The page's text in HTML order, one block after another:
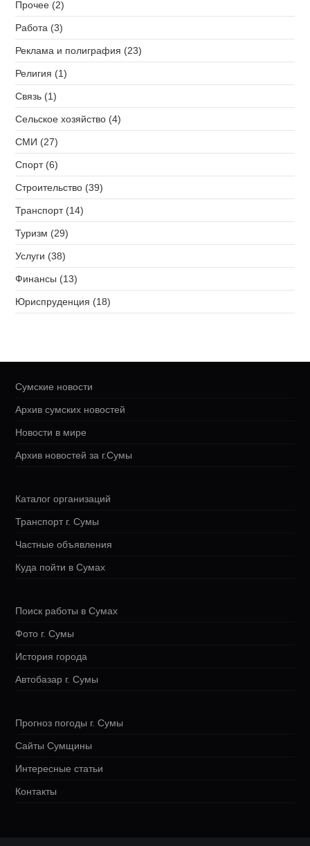
Прочее (2)
Работа (3)
Реклама и полиграфия (23)
Религия (1)
Связь (1)
Сельское хозяйство (4)
СМИ (27)
Спорт (6)
Строительство (39)
Транспорт (14)
Туризм (29)
Услуги (38)
Финансы (13)
Юриспруденция (18)
Сумские новости
Архив сумских новостей
Новости в мире
Архив новостей за г.Сумы
Каталог организаций
Транспорт г. Сумы
Частные объявления
Куда пойти в Сумах
Поиск работы в Сумах
Фото г. Сумы
История города
Автобазар г. Сумы
Прогноз погоды г. Сумы
Сайты Сумщины
Интересные статьи
Контакты